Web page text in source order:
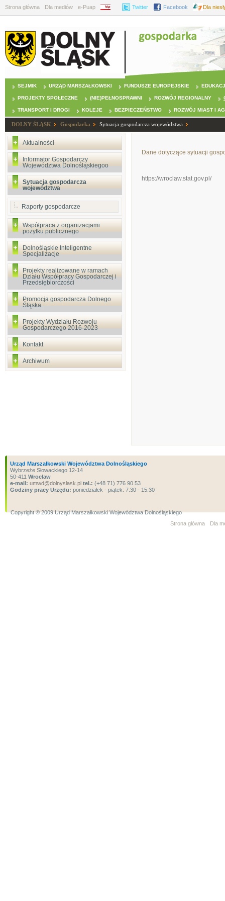
Strona główna Dla mediów e-Puap BIP Twitter Facebook Dla
SEJMIK URZĄD MARSZAŁKOWSKI FUNDUSZE EUROPEJSKIE
PROJEKTY SPOŁECZNE (NIE)PEŁNOSPRAWNI ROZWÓJ REGIONALNY
TRANSPORT I DROGI KOLEJE BEZPIECZEŃSTWO ROZWÓJ MIAST I
DOLNY ŚLĄSK Gospodarka Sytuacja gospodarcza województwa
Aktualności
Informator Gospodarczy
Województwa Dolnośląskiegoo
Sytuacja gospodarcza
województwa
Raporty gospodarcze
Współpraca z organizacjami
pożytku publicznego
Dolnośląskie Inteligentne
Specjalizacje
Projekty realizowane w ramach
Działu Współpracy Gospodarczej i
Przedsiębiorczości
Promocja gospodarcza Dolnego
Śląska
Projekty Wydziału Rozwoju
Gospodarczego 2016-2023
Kontakt
Archiwum
Dane dotyczące sytuacji
https://wroclaw.stat.gov.pl/
Urząd Marszałkowski Województwa Dolnośląskiego
Wybrzeże Słowackiego 12-14
50-411 Wrocław
e-mail: umwd@dolnyslask.pl tel.: (+48 71) 776 90 53
Godziny pracy Urzędu: poniedziałek - piątek: 7.30 - 15.30
Copyright ® 2009 Urząd Marszałkowski Województwa Dolnośląskiego
Strona główna
Dla